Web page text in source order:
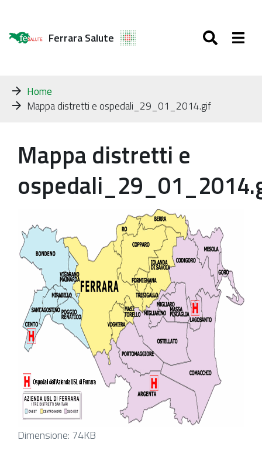
Ferrara Salute
Tu
sei
qui:
Home
Mappa distretti e ospedali_29_01_2014.gif
Mappa distretti e
Clicca
Dimensione: 74KB